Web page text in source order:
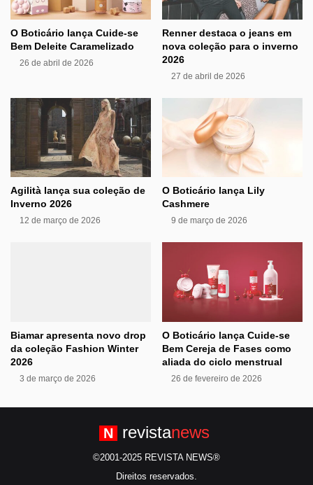
O Boticário lança Cuide-se
Bem Deleite Caramelizado
26 de abril de 2026
Renner destaca o jeans em
nova coleção para o inverno
2026
27 de abril de 2026
Agilità lança sua coleção de
Inverno 2026
12 de março de 2026
O Boticário lança Lily
Cashmere
9 de março de 2026
Biamar apresenta novo drop
da coleção Fashion Winter
2026
3 de março de 2026
O Boticário lança Cuide-se
Bem Cereja de Fases como
aliada do ciclo menstrual
26 de fevereiro de 2026
N revistanews
©2001-2025 REVISTA NEWS®
Direitos reservados.